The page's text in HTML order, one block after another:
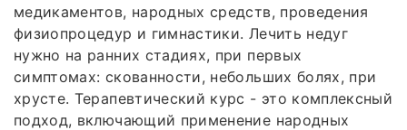
медикаментов, народных средств, проведения
физиопроцедур и гимнастики. Лечить недуг
нужно на ранних стадиях, при первых
симптомах: скованности, небольших болях, при
хрусте. Терапевтический курс - это комплексный
подход, включающий применение народных